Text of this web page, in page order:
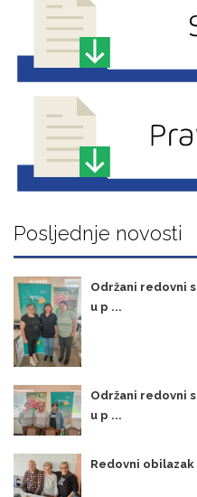
Posljednje novosti
Održani redovni
u p ...
Održani redovni
u p ...
Redovni obilazak